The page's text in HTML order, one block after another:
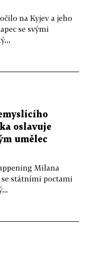
na Kyjev a jeho
se svými
oslavuje
umělec
Milana
se státními poctami